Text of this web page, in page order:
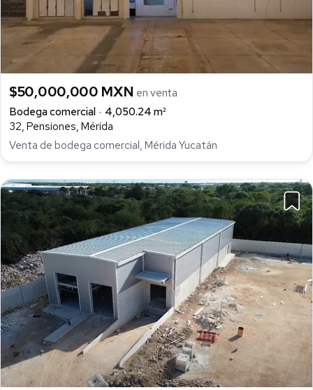
$50,000,000 MXN en venta
Bodega comercial
4,050.24 m²
32, Pensiones, Mérida
Venta de bodega comercial, Mérida Yucatán